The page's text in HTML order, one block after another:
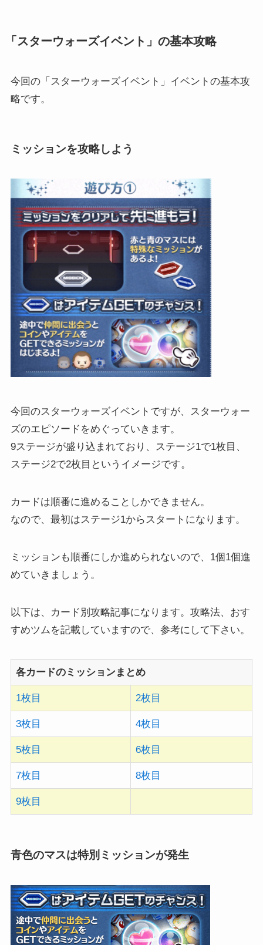
「スターウォーズイベント」の基本攻略
今回の「スターウォーズイベント」イベントの基本攻
略です。
ミッションを攻略しよう
今回のスターウォーズイベントですが、スターウォー
ズのエピソードをめぐっていきます。
9ステージが盛り込まれており、ステージ1で1枚目、
ステージ2で2枚目というイメージです。
カードは順番に進めることしかできません。
なので、最初はステージ1からスタートになります。
ミッションも順番にしか進められないので、1個1個進
めていきましょう。
以下は、カード別攻略記事になります。攻略法、おす
すめツムを記載していますので、参考にして下さい。
各カードのミッションまとめ
1枚目 2枚目
3枚目 4枚目
5枚目 6枚目
7枚目 8枚目
9枚目
青色のマスは特別ミッションが発生